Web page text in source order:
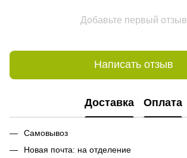
Добавьте первый отзыв
Написать отзыв
Доставка Оплата
Самовывоз
Новая почта: на отделение